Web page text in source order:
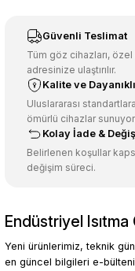
Ürün resmi kalitesiz,
Ürün açıklamasında
Ürün bilgilerinde hatalar
Ürün fiyatı diğer
Bu ürüne benzer farklı
Güvenli Teslimat
Tüm göz cihazları,
adresinize ulaştırılır.
Kalite ve
Uluslararası
ömürlü cihazlar
Kolay İade &
Belirlenen koşullar
değişim süreci.
Endüstriyel
Yeni ürünlerimiz, teknik
en güncel bilgileri e-